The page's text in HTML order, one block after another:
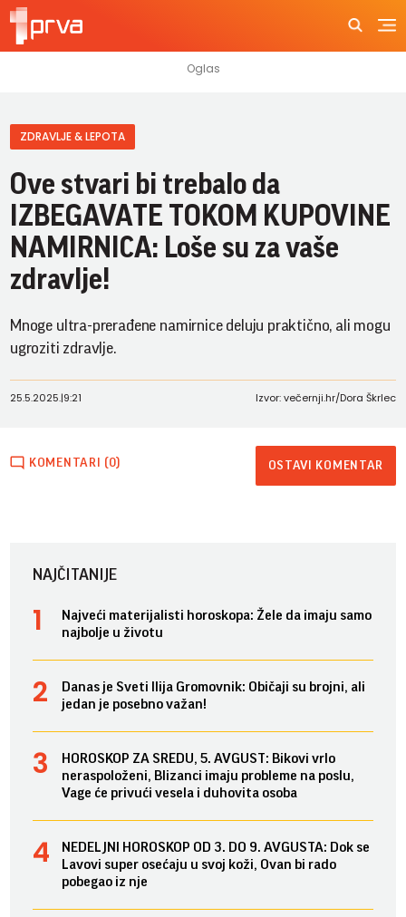
ZDRAVLJE & LEPOTA
Ove stvari bi trebalo da
IZBEGAVATE TOKOM KUPOVINE
NAMIRNICA: Loše su za vaše
zdravlje!
Mnoge ultra-prerađene namirnice deluju praktično, ali mogu
ugroziti zdravlje.
25.5.2025.|9:21 Izvor: večernji.hr/Dora Škrlec
KOMENTARI (0) OSTAVI KOMENTAR
NAJČITANIJE
Najveći materijalisti horoskopa: Žele da imaju samo
najbolje u životu
Danas je Sveti Ilija Gromovnik: Običaji su brojni, ali
jedan je posebno važan!
HOROSKOP ZA SREDU, 5. AVGUST: Bikovi vrlo
neraspoloženi, Blizanci imaju probleme na poslu,
Vage će privući vesela i duhovita osoba
NEDELJNI HOROSKOP OD 3. DO 9. AVGUSTA: Dok se
Lavovi super osećaju u svoj koži, Ovan bi rado
pobegao iz nje